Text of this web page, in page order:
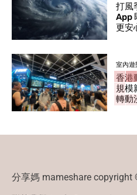
打風
App
更安
室內遊
香港
規模
轉動
分享媽 mameshare copyright